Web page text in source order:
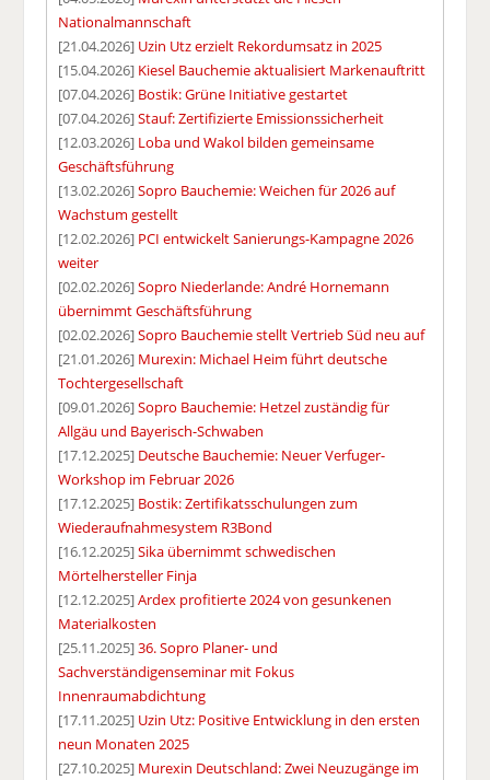
Nationalmannschaft
[21.04.2026] Uzin Utz erzielt Rekordumsatz in 2025
[15.04.2026] Kiesel Bauchemie aktualisiert Markenauftritt
[07.04.2026] Bostik: Grüne Initiative gestartet
[07.04.2026]Stauf: Zertifizierte Emissionssicherheit
[12.03.2026] Loba und Wakol bilden gemeinsame
Geschäftsführung
[13.02.2026]Sopro Bauchemie: Weichen für 2026 auf
Wachstum gestellt
[12.02.2026] PCI entwickelt Sanierungs-Kampagne 2026
weiter
[02.02.2026]Sopro Niederlande: André Hornemann
übernimmt Geschäftsführung
[02.02.2026]Sopro Bauchemie stellt Vertrieb Süd neu auf
[21.01.2026] Murexin: Michael Heim führt deutsche
Tochtergesellschaft
[09.01.2026]Sopro Bauchemie: Hetzel zuständig für
Allgäu und Bayerisch-Schwaben
[17.12.2025] Deutsche Bauchemie: Neuer Verfuger-
Workshop im Februar 2026
[17.12.2025] Bostik: Zertifikatsschulungen zum
Wiederaufnahmesystem R3Bond
[16.12.2025]Sika übernimmt schwedischen
Mörtelhersteller Finja
[12.12.2025]Ardex profitierte 2024 von gesunkenen
Materialkosten
[25.11.2025]36. Sopro Planer- und
Sachverständigenseminar mit Fokus
Innenraumabdichtung
[17.11.2025] Uzin Utz: Positive Entwicklung in den ersten
neun Monaten 2025
[27.10.2025] Murexin Deutschland: Zwei Neuzugänge im